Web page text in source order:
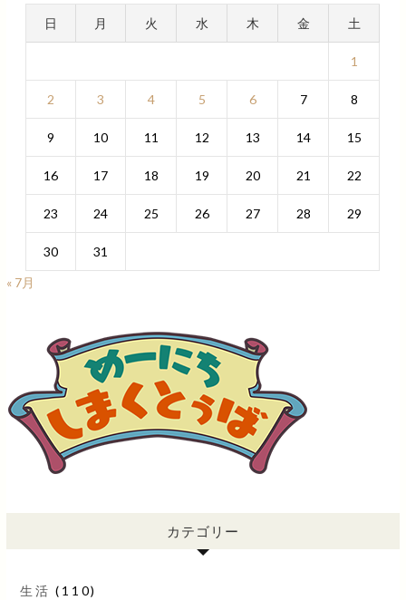
日 月 火 水 木 金 土
1
2 3 4 5 6 7 8
9 10 11 12 13 14 15
16 17 18 19 20 21 22
23 24 25 26 27 28 29
30
31
« 7月
カテゴリー
生活 (110)